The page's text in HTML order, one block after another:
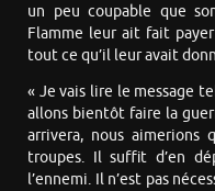
un peu coupable que
Flamme leur ait fait
tout ce qu’il leur avait
« Je vais lire le message
allons bientôt faire la
arrivera, nous aimerions
troupes. Il suffit d’en
l’ennemi. Il n’est pas